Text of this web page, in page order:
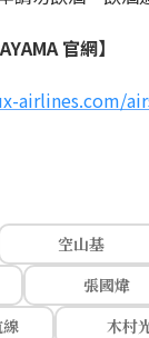
官網】
airlines.com/
空山基
張國煒
木村